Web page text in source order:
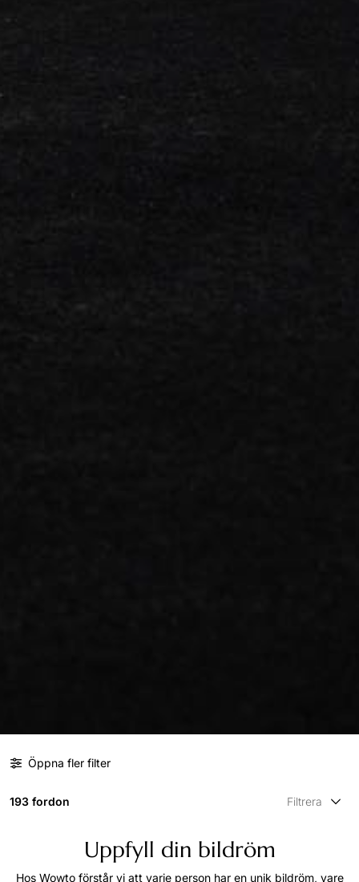
Öppna fler filter
193 fordon Filtrera
Uppfyll din bildröm
Hos Wowto förstår vi att varje person har en unik bildröm, vare